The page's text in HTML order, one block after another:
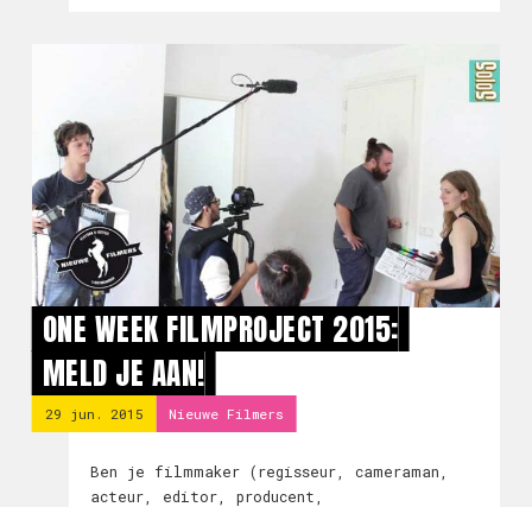
ONE WEEK FILMPROJECT 2015:
MELD JE AAN!
29 jun. 2015 Nieuwe Filmers
Ben je filmmaker (regisseur, cameraman,
acteur, editor, producent,